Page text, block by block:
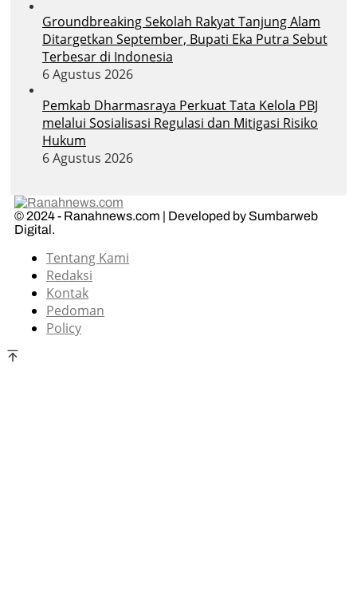
Groundbreaking Sekolah Rakyat Tanjung Alam
Ditargetkan September, Bupati Eka Putra Sebut
Terbesar di Indonesia
6 Agustus 2026
Pemkab Dharmasraya Perkuat Tata Kelola PBJ
melalui Sosialisasi Regulasi dan Mitigasi Risiko
Hukum
6 Agustus 2026
© 2024 - Ranahnews.com | Developed by Sumbarweb
Digital.
Tentang Kami
Redaksi
Kontak
Pedoman
Policy